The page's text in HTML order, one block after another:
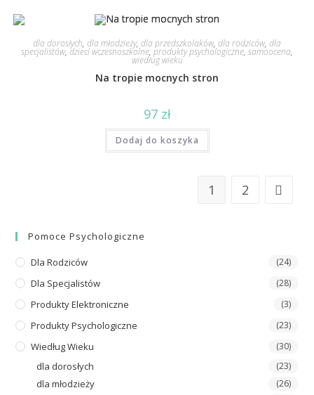
dla dorosłych, dla młodzieży, dla przedszkolaków, dla rodziców, dla
specjalistów, dzieci wczesnoszkolne, produkty psychologiczne, samoocena,
wiedług wieku
Na tropie mocnych stron
97 zł
Dodaj do koszyka
1 2
Pomoce Psychologiczne
Dla Rodziców (24)
Dla Specjalistów (28)
Produkty Elektroniczne (3)
Produkty Psychologiczne (23)
Wiedług Wieku (30)
dla dorosłych (23)
dla młodzieży (26)